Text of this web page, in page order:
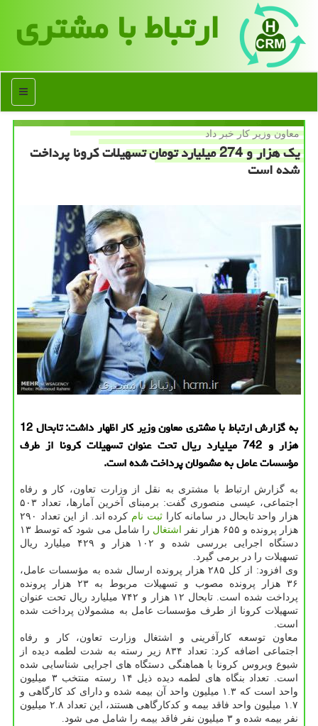
ارتباط با مشتری
منو
معاون وزیر كار خبر داد
یك هزار و 274 میلیارد تومان تسهیلات كرونا پرداخت
شده است
به گزارش ارتباط با مشتری معاون وزیر كار اظهار داشت: تابحال 12
هزار و 742 میلیارد ریال تحت عنوان تسهیلات كرونا از طرف
مؤسسات عامل به مشمولان پرداخت شده است.
به گزارش ارتباط با مشتری به نقل از وزارت تعاون، کار و رفاه
اجتماعی، عیسی منصوری گفت: برمبنای آخرین آمارها، تعداد ۵۰۳
هزار واحد تابحال در سامانه کاراثبت نام
کرده اند. از این تعداد ۲۹۰
هزار پرونده و ۶۵۵ هزار نفر
اشتغال
را شامل می شود که توسط ۱۳
دستگاه اجرایی بررسی شده و ۱۰۲ هزار و ۴۲۹ میلیارد ریال
تسهیلات را در برمی گیرد.
وی افزود: از کل ۲۸۵ هزار پرونده ارسال شده به مؤسسات عامل،
۳۶ هزار پرونده مصوب و تسهیلات مربوط به ۲۳ هزار پرونده
پرداخت شده است. تابحال ۱۲ هزار و ۷۴۲ میلیارد ریال تحت عنوان
تسهیلات کرونا از طرف مؤسسات عامل به مشمولان پرداخت شده
است.
معاون توسعه کارآفرینی و اشتغال وزارت تعاون، کار و رفاه
اجتماعی اضافه کرد: تعداد ۸۳۴ زیر رسته به شدت لطمه دیده از
شیوع ویروس کرونا با هماهنگی دستگاه های اجرایی شناسایی شده
است. تعداد بنگاه های لطمه دیده ذیل ۱۴ رسته منتخب ۳ میلیون
واحد است که ۱.۳ میلیون واحد آن بیمه شده و دارای کد کارگاهی و
۱.۷ میلیون واحد فاقد بیمه و کدکارگاهی هستند، این تعداد ۲.۸ میلیون
نفر بیمه شده و ۳ میلیون نفر فاقد بیمه را شامل می شود.